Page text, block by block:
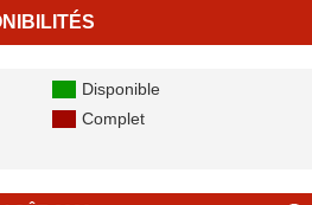
Disponible
Complet